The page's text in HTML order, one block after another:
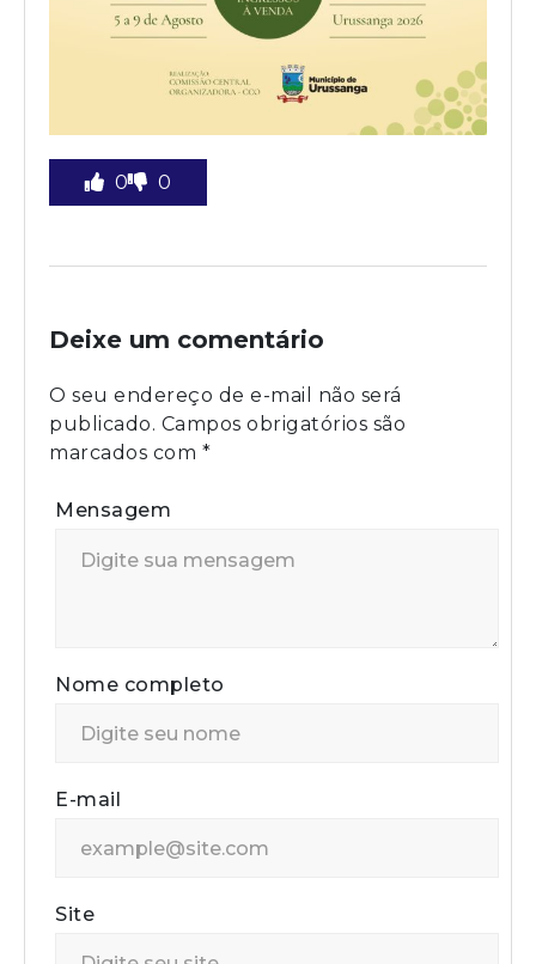
0 0
Deixe um comentário
O seu endereço de e-mail não será
publicado. Campos obrigatórios são
marcados com *
Mensagem
Nome completo
E-mail
Site